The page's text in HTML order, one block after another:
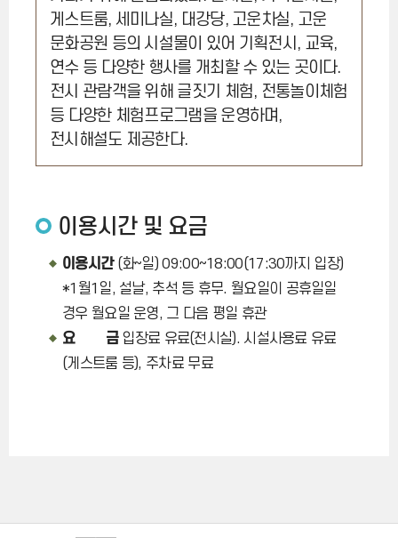
게스트룸, 세미나실, 대강당, 고운차실, 고운
문화공원 등의 시설물이 있어 기획전시, 교육,
연수 등 다양한 행사를 개최할 수 있는 곳이다.
전시 관람객을 위해 글짓기 체험, 전통놀이체험
등 다양한 체험프로그램을 운영하며,
전시해설도 제공한다.
이용시간 및 요금
이용시간(화~일) 09:00~18:00(17:30까지 입장)
*1월1일, 설날, 추석 등 휴무. 월요일이 공휴일일
경우 월요일 운영, 그 다음 평일 휴관
요 금입장료 유료(전시실). 시설사용료 유료
(게스트룸 등), 주차료 무료